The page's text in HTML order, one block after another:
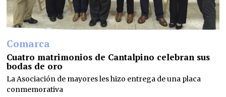
Comarca
Cuatro matrimonios de Cantalpino celebran sus
bodas de oro
La Asociación de mayores les hizo entrega de una placa
conmemorativa